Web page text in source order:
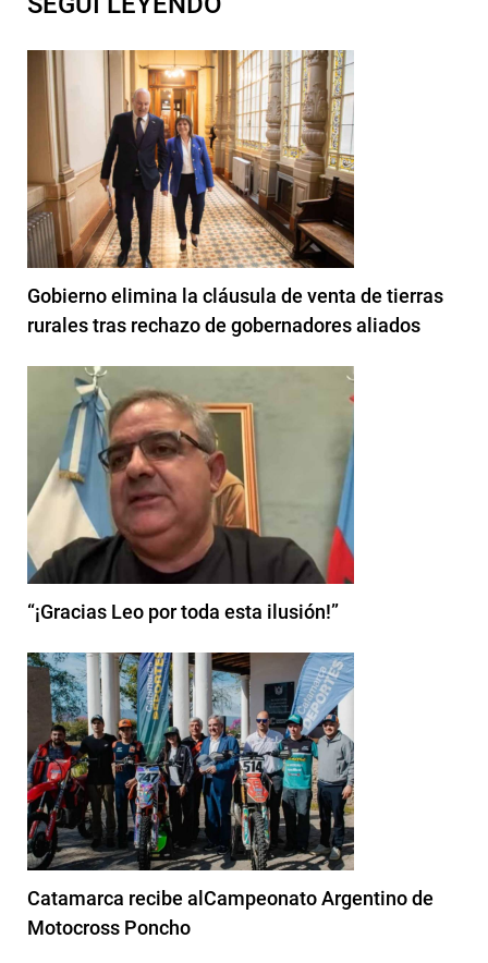
Gobierno elimina la cláusula de venta de tierras
rurales tras rechazo de gobernadores aliados
“¡Gracias Leo por toda esta ilusión!”
Catamarca recibe alCampeonato Argentino de
Motocross Poncho